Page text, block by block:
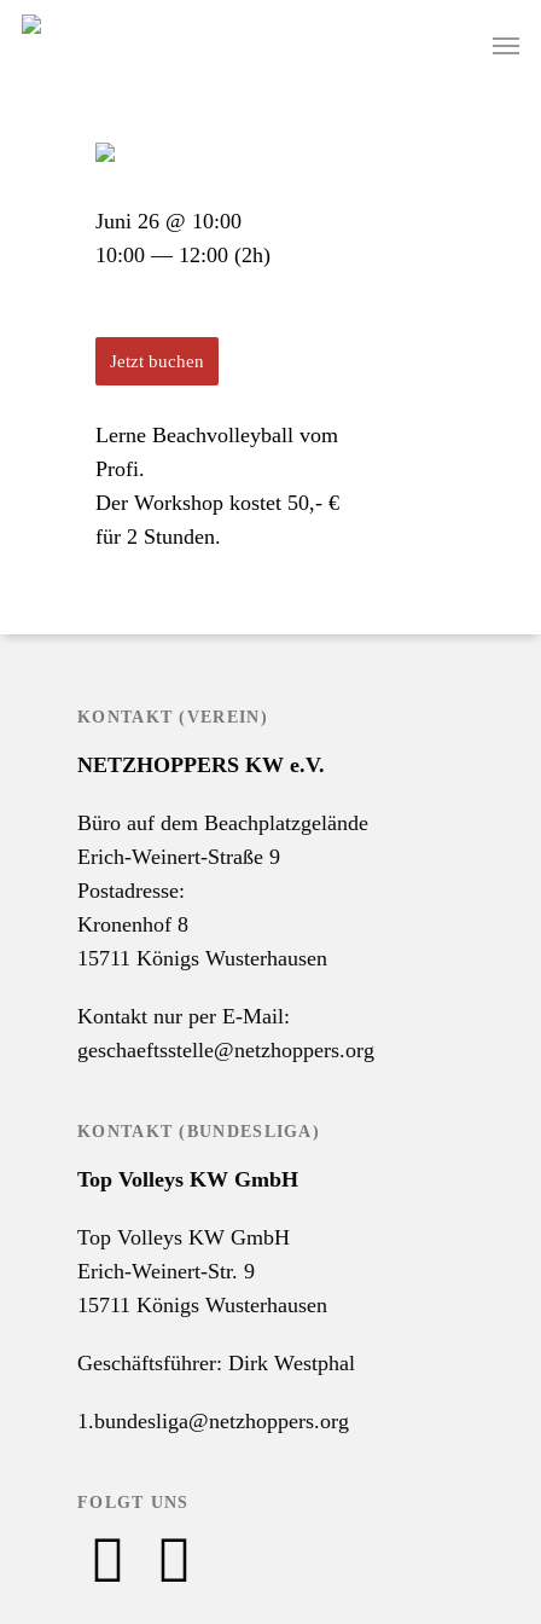
Skip
Menu
Lerne Beachvolleyball vom
Profi.
Der Workshop kostet 50,- €
für 2 Stunden.
Juni 26 @ 10:00
10:00 — 12:00 (2h)
Jetzt buchen
KONTAKT (VEREIN)
NETZHOPPERS KW e.V.
Büro auf dem Beachplatzgelände
Erich-Weinert-Straße 9
Postadresse:
Kronenhof 8
15711 Königs Wusterhausen
Kontakt nur per E-Mail:
geschaeftsstelle@netzhoppers.org
KONTAKT (BUNDESLIGA)
Top Volleys KW GmbH
Top Volleys KW GmbH
Erich-Weinert-Str. 9
15711 Königs Wusterhausen
Geschäftsführer: Dirk Westphal
1.bundesliga@netzhoppers.org
FOLGT UNS